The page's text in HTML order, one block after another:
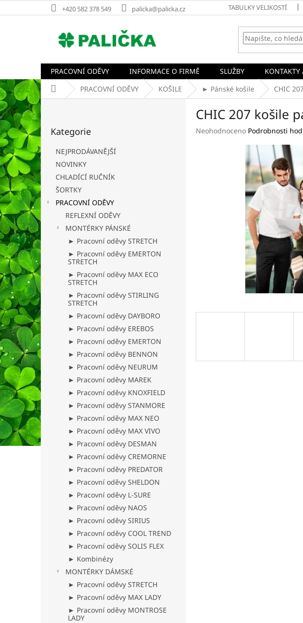
na
+420 582 378 549 palicka@palicka.cz TABULKY VELIKOSTÍ
PRACOVNÍ ODĚVY INFORMACE O FIRMĚ SLUŽBY KONTAKTY
Domů PRACOVNÍ ODĚVY KOŠILE ► Pánské košile CHIC
P
o
s
t
r
a
n
n
í
p
a
n
l
kategorie
Kategorie
NEJPRODÁVANĚJŠÍ
NOVINKY
CHLADÍCÍ RUČNÍK
ŠORTKY
PRACOVNÍ ODĚVY
REFLEXNÍ ODĚVY
MONTÉRKY PÁNSKÉ
► Pracovní oděvy STRETCH
► Pracovní oděvy EMERTON
STRETCH
► Pracovní oděvy MAX ECO
STRETCH
► Pracovní oděvy STIRLING
STRETCH
► Pracovní oděvy DAYBORO
► Pracovní oděvy EREBOS
► Pracovní oděvy EMERTON
► Pracovní oděvy BENNON
► Pracovní oděvy NEURUM
► Pracovní oděvy MAREK
► Pracovní oděvy KNOXFIELD
► Pracovní oděvy STANMORE
► Pracovní oděvy MAX NEO
► Pracovní oděvy MAX VIVO
► Pracovní oděvy DESMAN
► Pracovní oděvy CREMORNE
► Pracovní oděvy PREDATOR
► Pracovní oděvy SHELDON
► Pracovní oděvy L-SURE
► Pracovní oděvy NAOS
► Pracovní oděvy SIRIUS
► Pracovní oděvy COOL TREND
► Pracovní oděvy SOLIS FLEX
► Kombinézy
MONTÉRKY DÁMSKÉ
► Pracovní oděvy STRETCH
► Pracovní oděvy MAX LADY
► Pracovní oděvy MONTROSE
LADY
CHIC 207 košile
Průměrné
Neohodnoceno Podrobnosti